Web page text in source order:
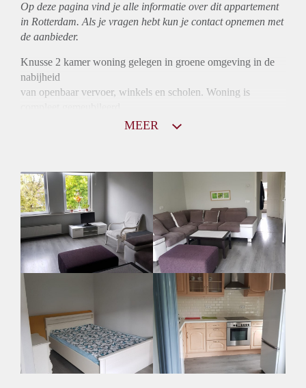
Op deze pagina vind je alle informatie over ditappartement
in Rotterdam. Als je vragen hebt kun je contact opnemen met
de aanbieder.
Knusse 2 kamer woning gelegen in groene omgeving in de
nabijheid
van openbaar vervoer, winkels en scholen. Woning is
MEER